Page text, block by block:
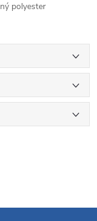
polyester